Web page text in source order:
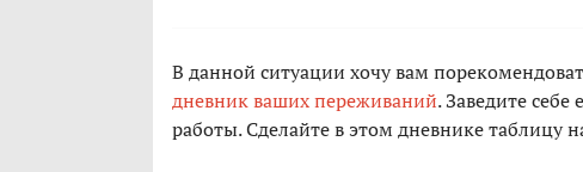
В данной ситуации хочу вам
дневник ваших переживаний. Заведите
работы. Сделайте в этом дневнике таблицу